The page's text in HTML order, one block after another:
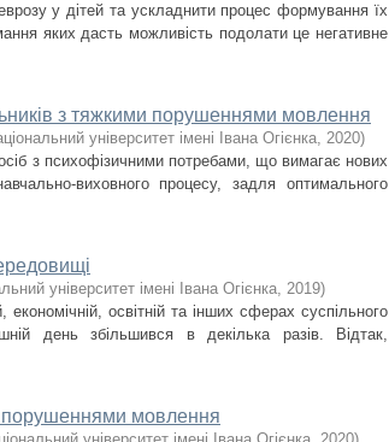
у дітей та ускладнити процес формування їх
яких дасть можливість подолати це негативне
з тяжкими порушеннями мовлення
університет імені Івана Огієнка, 2020)
осіб з психофізичними потребами, що вимагає нових
виховного процесу, задля оптимального
університет імені Івана Огієнка, 2019)
економічній, освітній та інших сферах суспільного
день збільшився в декілька разів. Відтак,
порушеннями мовлення